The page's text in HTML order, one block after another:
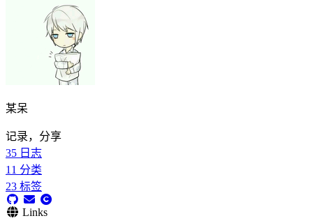
某呆
记录，分享
35 日志
11 分类
23 标签
Links